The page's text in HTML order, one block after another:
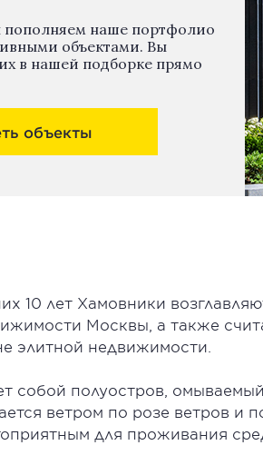
наше портфолио
объектами. Вы
в нашей подборке прямо
объекты
10 лет Хамовники
Москвы, а также
элитной недвижимости.
собой полуостров,
ветром по розе ветров и
для проживания